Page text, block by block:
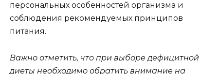
персональных особенностей организма и
соблюдения рекомендуемых принципов
питания.
Важно отметить, что при выборе дефицитной
диеты необходимо обратить внимание на